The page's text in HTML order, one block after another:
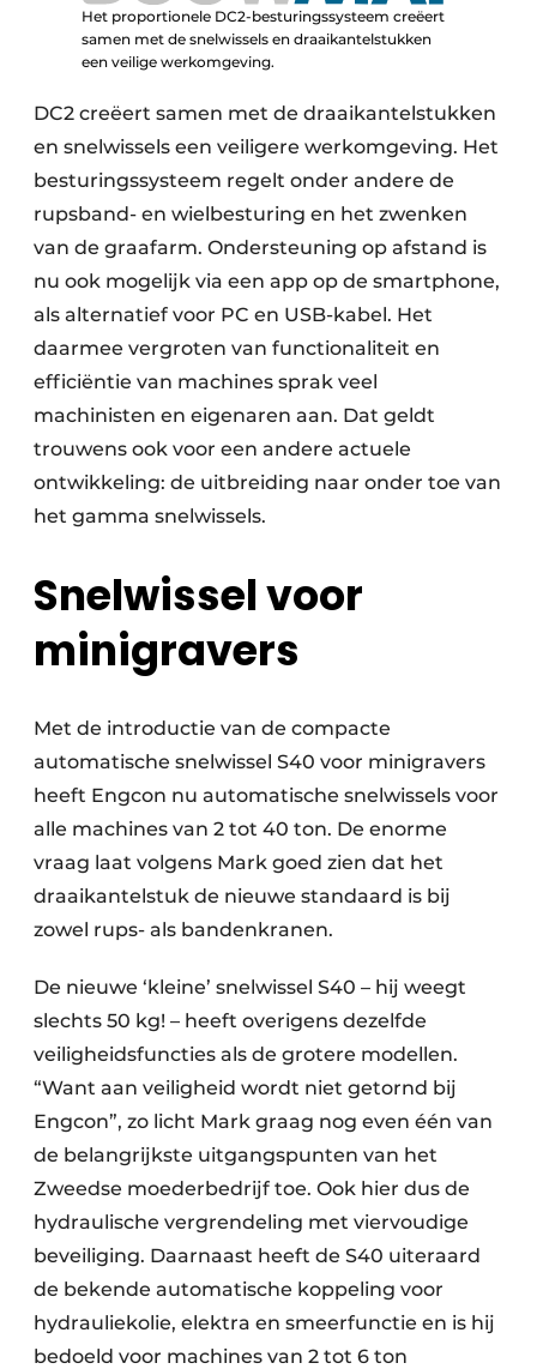
Het proportionele DC2-besturingssysteem creëert
samen met de snelwissels en draaikantelstukken
een veilige werkomgeving.
DC2 creëert samen met de draaikantelstukken
en snelwissels een veiligere werkomgeving. Het
besturingssysteem regelt onder andere de
rupsband- en wielbesturing en het zwenken
van de graafarm. Ondersteuning op afstand is
nu ook mogelijk via een app op de smartphone,
als alternatief voor PC en USB-kabel. Het
daarmee vergroten van functionaliteit en
efficiëntie van machines sprak veel
machinisten en eigenaren aan. Dat geldt
trouwens ook voor een andere actuele
ontwikkeling: de uitbreiding naar onder toe van
het gamma snelwissels.
Snelwissel voor
minigravers
Met de introductie van de compacte
automatische snelwissel S40 voor minigravers
heeft Engcon nu automatische snelwissels voor
alle machines van 2 tot 40 ton. De enorme
vraag laat volgens Mark goed zien dat het
draaikantelstuk de nieuwe standaard is bij
zowel rups- als bandenkranen.
De nieuwe ‘kleine’ snelwissel S40 – hij weegt
slechts 50 kg! – heeft overigens dezelfde
veiligheidsfuncties als de grotere modellen.
“Want aan veiligheid wordt niet getornd bij
Engcon”, zo licht Mark graag nog even één van
de belangrijkste uitgangspunten van het
Zweedse moederbedrijf toe. Ook hier dus de
hydraulische vergrendeling met viervoudige
beveiliging. Daarnaast heeft de S40 uiteraard
de bekende automatische koppeling voor
hydrauliekolie, elektra en smeerfunctie en is hij
bedoeld voor machines van 2 tot 6 ton